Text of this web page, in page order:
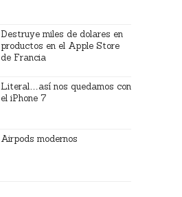
Destruye miles de dolares en
productos en el Apple Store
de Francia
Literal…así nos quedamos con
el iPhone 7
Airpods modernos